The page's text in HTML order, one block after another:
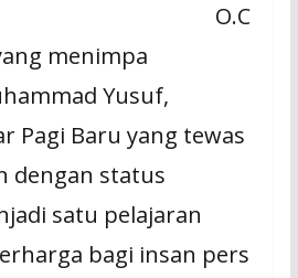
O.C
menimpa
Yusuf,
Pagi Baru yang tewas
dengan status
satu pelajaran
bagi insan pers